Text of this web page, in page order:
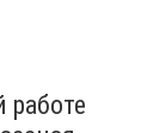
работе